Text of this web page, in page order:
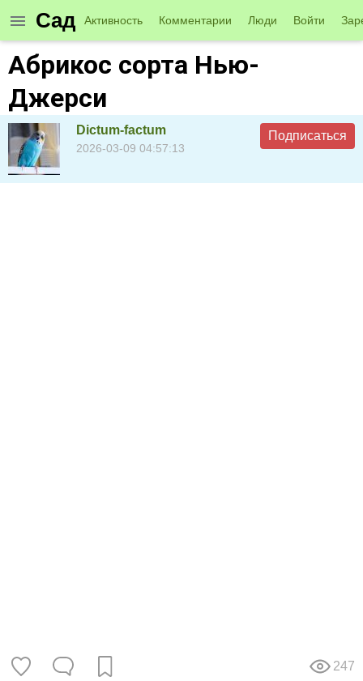
Сад Активность Комментарии Люди Войти
Абрикос сорта Нью-
Джерси
Dictum-factum
2026-03-09 04:57:13
Подписаться
247